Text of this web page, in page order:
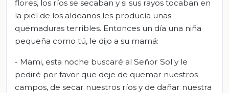
flores, los ríos se secaban y si sus rayos tocaban en
la piel de los aldeanos les producía unas
quemaduras terribles. Entonces un día una niña
pequeña como tú, le dijo a su mamá:
- Mami, esta noche buscaré al Señor Sol y le
pediré por favor que deje de quemar nuestros
campos, de secar nuestros ríos y de dañar nuestra